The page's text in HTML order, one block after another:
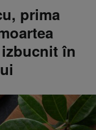
prima
în